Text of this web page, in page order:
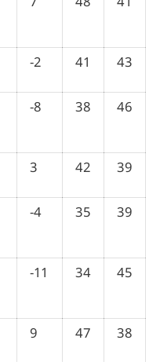
-2 41 43
-8 38 46
3 42 39
-4 35 39
-11 34 45
9 47 38